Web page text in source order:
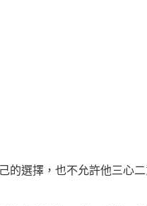
的選擇，也不允許他三心